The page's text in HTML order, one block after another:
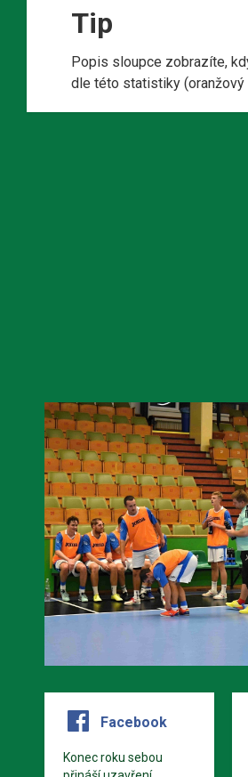
Tip
Popis sloupce zobrazíte,
dle této statistiky (oranžový
Facebook
Konec roku sebou